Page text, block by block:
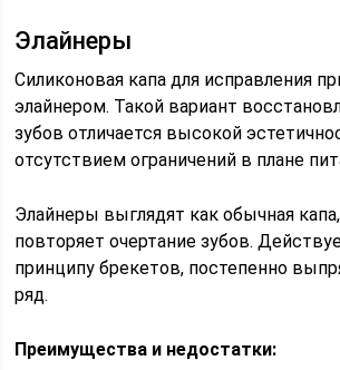
Элайнеры
Силиконовая капа для исправления
элайнером. Такой вариант
зубов отличается высокой
отсутствием ограничений в плане
Элайнеры выглядят как обычная
повторяет очертание зубов.
принципу брекетов, постепенно
ряд.
Преимущества и недостатки: